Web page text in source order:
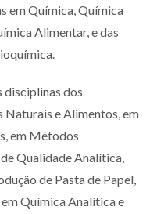
em Química, Química
Alimentar, e das
disciplinas dos
e Alimentos, em
em Métodos
Qualidade Analítica,
de Pasta de Papel,
Química Analítica e